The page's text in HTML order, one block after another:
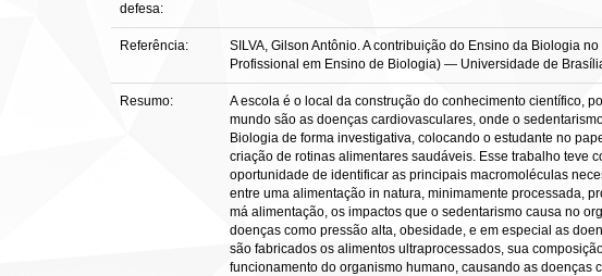
defesa:
Referência:
SILVA, Gilson Antônio. A contribuição do Ensino da Biologia
Profissional em Ensino de Biologia) — Universidade de
Resumo:
A escola é o local da construção do conhecimento científico,
mundo são as doenças cardiovasculares, onde o
Biologia de forma investigativa, colocando o estudante no
criação de rotinas alimentares saudáveis. Esse trabalho teve
oportunidade de identificar as principais macromoléculas
entre uma alimentação in natura, minimamente processada,
má alimentação, os impactos que o sedentarismo causa no
doenças como pressão alta, obesidade, e em especial as
são fabricados os alimentos ultraprocessados, sua
funcionamento do organismo humano, causando as